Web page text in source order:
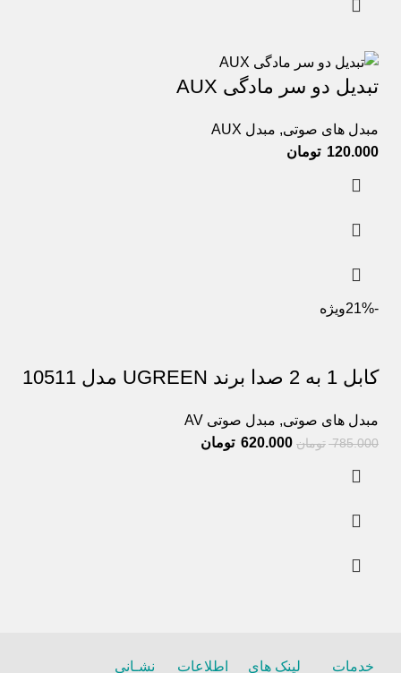
تبدیل دو سر مادگی AUX
مبدل های صوتی, مبدل AUX
120.000 تومان
-21% ویژه
کابل 1 به 2 صدا برند UGREEN مدل 10511
مبدل های صوتی, مبدل صوتی AV
785.000 تومان 620.000 تومان
خدمات
لینک های
اطلاعات
نشـانی